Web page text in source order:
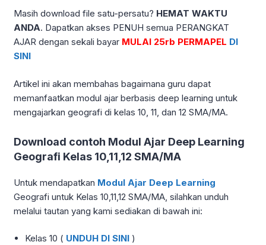
Masih download file satu-persatu? HEMAT WAKTU
ANDA. Dapatkan akses PENUH semua PERANGKAT
AJAR dengan sekali bayar MULAI 25rb PERMAPEL DI
SINI
Artikel ini akan membahas bagaimana guru dapat
memanfaatkan modul ajar berbasis deep learning untuk
mengajarkan geografi di kelas 10, 11, dan 12 SMA/MA.
Download contoh Modul Ajar Deep Learning
Geografi Kelas 10,11,12 SMA/MA
Untuk mendapatkan Modul Ajar Deep Learning
Geografi untuk Kelas 10,11,12 SMA/MA, silahkan unduh
melalui tautan yang kami sediakan di bawah ini:
Kelas 10 ( UNDUH DI SINI )